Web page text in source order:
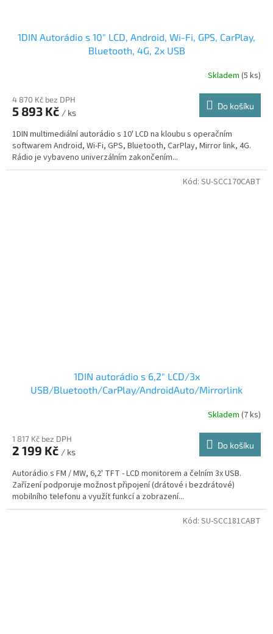
1DIN Autorádio s 10" LCD, Android, Wi-Fi, GPS, CarPlay,
Bluetooth, 4G, 2x USB
Skladem (5 ks)
4 870 Kč bez DPH
5 893 Kč / ks
Do košíku
1DIN multimediální autorádio s 10' LCD na kloubu s operačním
softwarem Android, Wi-Fi, GPS, Bluetooth, CarPlay, Mirror link, 4G.
Rádio je vybaveno univerzálním zakončením...
1DIN autorádio s 6,2" LCD/3x
USB/Bluetooth/CarPlay/AndroidAuto/Mirrorlink
Skladem (7 ks)
1 817 Kč bez DPH
2 199 Kč / ks
Do košíku
Autorádio s FM / MW, 6,2' TFT - LCD monitorem a čelním 3x USB.
Zařízení podporuje možnost připojení (drátové i bezdrátové)
mobilního telefonu a využít funkcí a zobrazení...
Kód: SU-SCC170CABT
Kód: SU-SCC181CABT